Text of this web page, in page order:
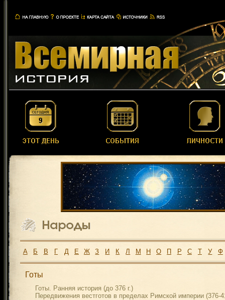
А Б В Г Д Е Ж З И К Л М Н О П Р С Т У Ф
Готы
Готы. Ранняя история (до 376 г.)
Передвижения вестготов в пределах Римской империи (376-